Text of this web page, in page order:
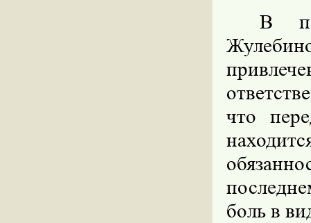
В
что
боль в